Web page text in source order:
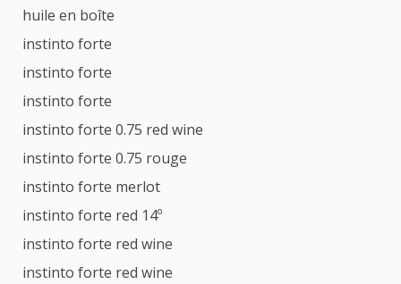
huile en boîte
instinto forte
instinto forte
instinto forte
instinto forte 0.75 red wine
instinto forte 0.75 rouge
instinto forte merlot
instinto forte red 14º
instinto forte red wine
instinto forte red wine